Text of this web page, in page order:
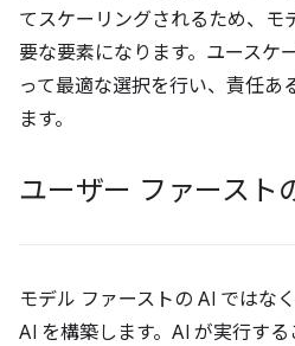
てスケーリングされるため、モ
要な要素になります。ユースケ
って最適な選択を行い、責任あ
ます。
ユーザー ファースト
モデル ファーストの AI ではな
AI を構築します。AI が実行す